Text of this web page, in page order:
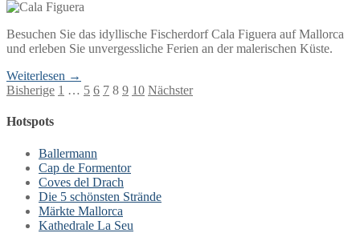
Besuchen Sie das idyllische Fischerdorf Cala Figuera auf Mallorca
und erleben Sie unvergessliche Ferien an der malerischen Küste.
Weiterlesen →
Seitennummerierung
der
Bisherige 1 … 5 6 7 8 9 10 Nächster
Hotspots
Ballermann
Cap de Formentor
Coves del Drach
Die 5 schönsten Strände
Märkte Mallorca
Kathedrale La Seu